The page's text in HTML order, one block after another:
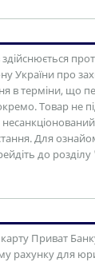
України про
в терміни, що
Товар не
Для
до
Приват
рахунку для